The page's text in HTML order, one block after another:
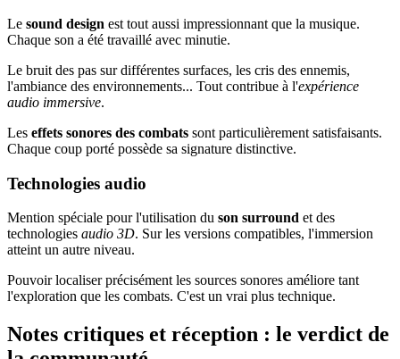
Le sound design est tout aussi impressionnant que la musique.
Chaque son a été travaillé avec minutie.
Le bruit des pas sur différentes surfaces, les cris des ennemis,
l'ambiance des environnements... Tout contribue à l'expérience
audio immersive.
Les effets sonores des combats sont particulièrement satisfaisants.
Chaque coup porté possède sa signature distinctive.
Technologies audio
Mention spéciale pour l'utilisation du son surround et des
technologies audio 3D. Sur les versions compatibles, l'immersion
atteint un autre niveau.
Pouvoir localiser précisément les sources sonores améliore tant
l'exploration que les combats. C'est un vrai plus technique.
Notes critiques et réception : le verdict de